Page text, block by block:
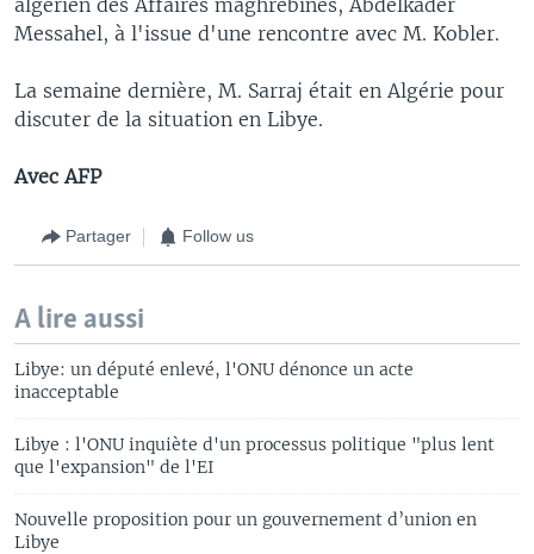
Messahel, à l'issue d'une rencontre avec M. Kobler.
La semaine dernière, M. Sarraj était en Algérie pour
discuter de la situation en Libye.
Avec AFP
Partager Follow us
A lire aussi
Libye: un député enlevé, l'ONU dénonce un acte
inacceptable
Libye : l'ONU inquiète d'un processus politique "plus lent
que l'expansion" de l'EI
Nouvelle proposition pour un gouvernement d’union en
Libye